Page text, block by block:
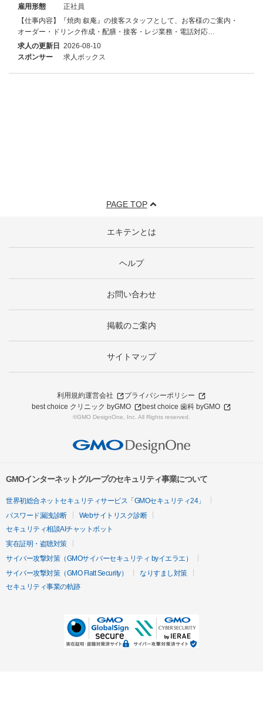
雇用形態
正社員
【仕事内容】『焼肉 叙庵』の接客スタッフとして、お客様のご案内・
オーダー・ドリンク作成・配膳・接客・レジ業務・電話対応…
求人の更新日 2026-08-10
スポンサー
求人ボックス
PAGE TOP
エキテンとは
ヘルプ
お問い合わせ
掲載のご案内
サイトマップ
利用規約運営会社
プライバシーポリシー
best choice クリニック byGMO
best choice 歯科 byGMO
©GMO DesignOne, Inc. All Rights reserved.
GMOインターネットグループのセキュリティ事業について
世界初総合ネットセキュリティサービス「GMOセキュリティ24」
パスワード漏洩診断
Webサイトリスク診断
セキュリティ相談AIチャットボット
実在証明・盗聴対策
サイバー攻撃対策（GMOサイバーセキュリティ byイエラエ）
サイバー攻撃対策（GMO Flatt Security）
なりすまし対策
セキュリティ事業の軌跡